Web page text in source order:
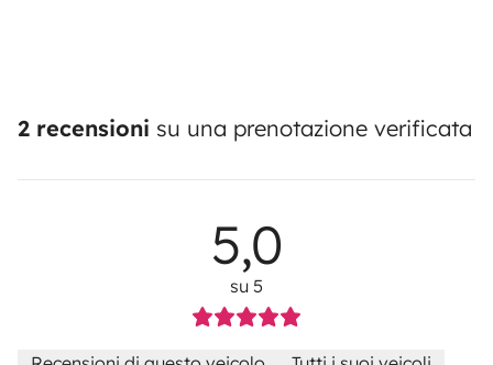
2 recensioni su una prenotazione verificata
5,0
su 5